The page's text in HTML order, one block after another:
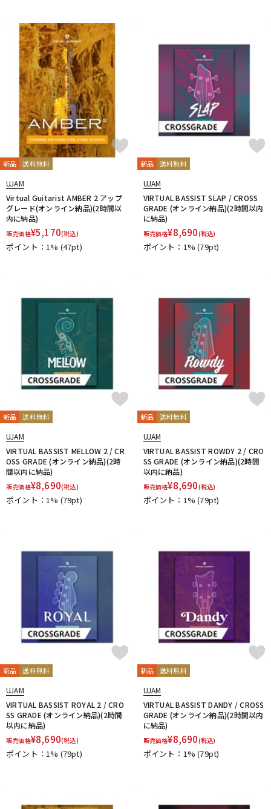
新品 送料無料
UJAM
Virtual Guitarist AMBER 2 アップ
グレード(オンライン納品)(2時間以
内に納品)
販売価格¥5,170(税込)
ポイント：1% (47pt)
新品 送料無料
UJAM
VIRTUAL BASSIST SLAP / CROSS
GRADE (オンライン納品)(2時間以内
に納品)
販売価格¥8,690(税込)
ポイント：1%(79pt)
新品 送料無料
UJAM
VIRTUAL BASSIST MELLOW 2 / CR
OSS GRADE (オンライン納品)(2時
間以内に納品)
販売価格¥8,690(税込)
ポイント：1% (79pt)
新品 送料無料
UJAM
VIRTUAL BASSIST ROWDY 2 / CRO
SS GRADE (オンライン納品)(2時間
以内に納品)
販売価格¥8,690(税込)
ポイント：1%(79pt)
新品 送料無料
UJAM
VIRTUAL BASSIST ROYAL 2 / CRO
SS GRADE (オンライン納品)(2時間
以内に納品)
販売価格¥8,690(税込)
ポイント：1% (79pt)
新品 送料無料
UJAM
VIRTUAL BASSIST DANDY / CROSS
GRADE (オンライン納品)(2時間以内
に納品)
販売価格¥8,690(税込)
ポイント：1%(79pt)